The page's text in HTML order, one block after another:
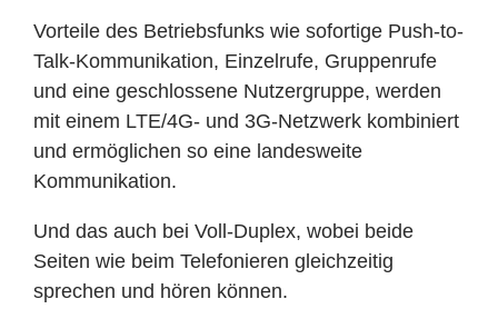
Vorteile des Betriebsfunks wie sofortige Push-to-
Talk-Kommunikation, Einzelrufe, Gruppenrufe
und eine geschlossene Nutzergruppe, werden
mit einem LTE/4G- und 3G-Netzwerk kombiniert
und ermöglichen so eine landesweite
Kommunikation.
Und das auch bei Voll-Duplex, wobei beide
Seiten wie beim Telefonieren gleichzeitig
sprechen und hören können.